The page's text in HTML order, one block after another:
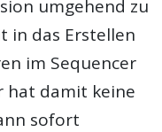
umgehend zu
in das Erstellen
im Sequencer
hat damit keine
sofort